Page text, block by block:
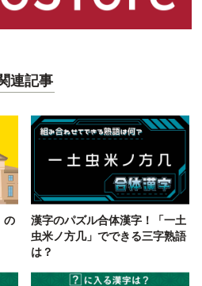
連記事
の
漢字のパズル合体漢字！「一土
虫米ノ方几」でできる三字熟語
は？